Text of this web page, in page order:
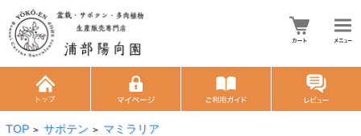
TOP > サボテン > マミラリア